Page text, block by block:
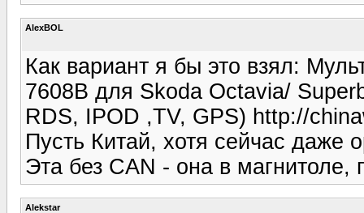
AlexBOL
Как вариант я бы это взял:
7608B для Skoda Octavia/
RDS, IPOD ,TV, GPS) http://
Пусть Китай, хотя сейчас даже
Эта без CAN - она в магнитоле,
Alekstar